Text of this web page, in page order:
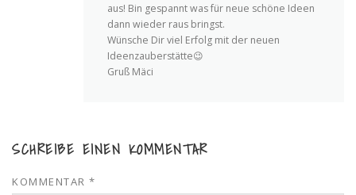
aus! Bin gespannt was für neue schöne Ideen
dann wieder raus bringst.
Wünsche Dir viel Erfolg mit der neuen
Ideenzauberstätte😉
Gruß Mäci
SCHREIBE EINEN KOMMENTAR
KOMMENTAR *